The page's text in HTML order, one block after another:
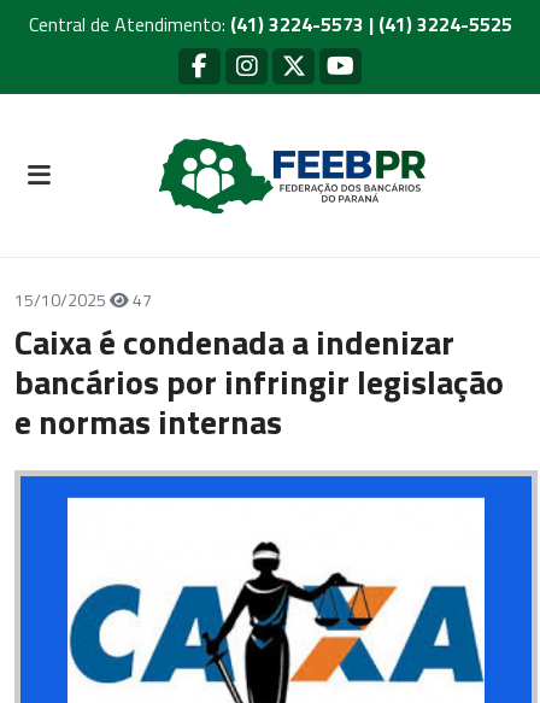
Central de Atendimento: (41) 3224-5573 | (41) 3224-5525
15/10/2025 47
Caixa é condenada a indenizar
bancários por infringir legislação
e normas internas